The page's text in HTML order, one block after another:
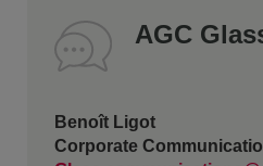
AGC
Benoît Ligot
Corporate